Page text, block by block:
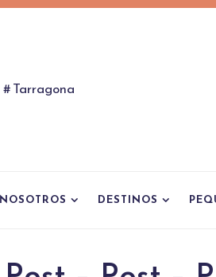
Tarragona
NOSOTROS DESTINOS